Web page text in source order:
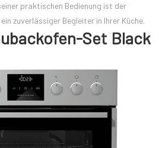
praktischen Bedienung ist der
zuverlässiger Begleiter in Ihrer Küche.
Set Black